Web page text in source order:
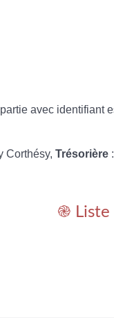
avec identifiant
Corthésy, Trésorière
֎ Liste